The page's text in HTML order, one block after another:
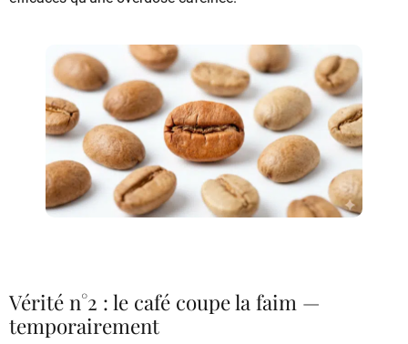
Vérité n°2 : le café coupe la faim —
temporairement